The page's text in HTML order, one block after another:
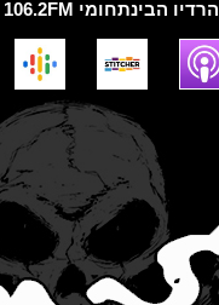
הרדיו הבינתחומי 106.2FM